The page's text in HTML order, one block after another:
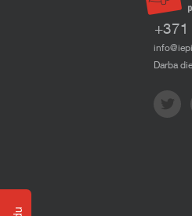
+371
Darba